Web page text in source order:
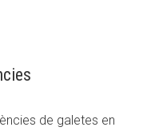
de galetes en